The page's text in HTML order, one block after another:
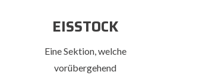
EISSTOCK
Eine Sektion, welche
vorübergehend